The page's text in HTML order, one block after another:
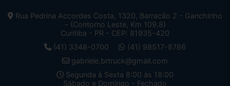
Rua Pedrina Accordes Costa, 1320, Barracão 2 - Ganchinho
- (Contorno Leste, Km 109,8)
Curitiba - PR - CEP: 81935-420
(41) 3348-0700
(41) 98517-8786
gabriele.brtruck@gmail.com
Segunda à Sexta 8:00 ás 18:00
Sábado e Domingo - Fechado